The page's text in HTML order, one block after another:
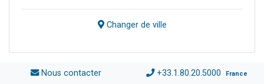
Changer de ville
Nous contacter +33.1.80.20.5000 France